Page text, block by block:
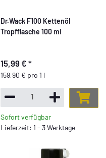
Dr.Wack F100 Kettenöl
Tropfflasche 100 ml
15,99 € *
159,90 € pro 1 l
Sofort verfügbar
Lieferzeit: 1 - 3 Werktage